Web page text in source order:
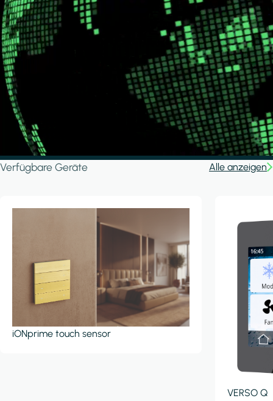
Verfügbare Geräte Alle anzeigen
iONprime touch sensor
VERSO Q